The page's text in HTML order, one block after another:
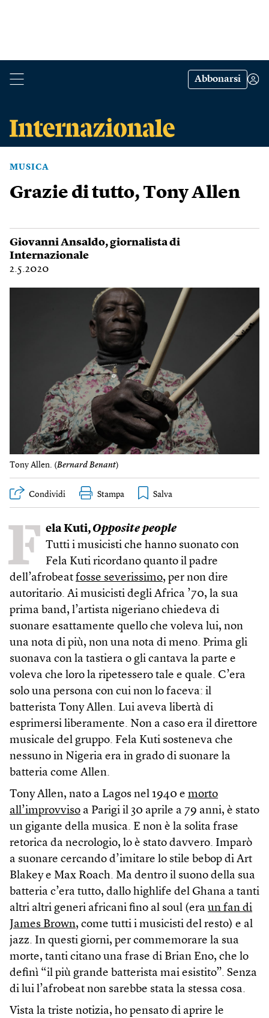
Abbonarsi
MUSICA
Grazie di tutto, Tony Allen
Giovanni Ansaldo, giornalista di
Internazionale
2.5.2020
Tony Allen. (Bernard Benant)
Condividi Stampa
F ela Kuti, Opposite people
Tutti i musicisti che hanno suonato con
Fela Kuti ricordano quanto il padre
dell’afrobeat fosse severissimo, per non dire
autoritario. Ai musicisti degli Africa ’70, la sua
prima band, l’artista nigeriano chiedeva di
suonare esattamente quello che voleva lui, non
una nota di più, non una nota di meno. Prima gli
suonava con la tastiera o gli cantava la parte e
voleva che loro la ripetessero tale e quale. C’era
solo una persona con cui non lo faceva: il
batterista Tony Allen. Lui aveva libertà di
esprimersi liberamente. Non a caso era il direttore
musicale del gruppo. Fela Kuti sosteneva che
nessuno in Nigeria era in grado di suonare la
batteria come Allen.
Tony Allen, nato a Lagos nel 1940 e morto
all’improvviso a Parigi il 30 aprile a 79 anni, è stato
un gigante della musica. E non è la solita frase
retorica da necrologio, lo è stato davvero. Imparò
a suonare cercando d’imitare lo stile bebop di Art
Blakey e Max Roach. Ma dentro il suono della sua
batteria c’era tutto, dallo highlife del Ghana a tanti
altri altri generi africani fino al soul (era un fan di
James Brown, come tutti i musicisti del resto) e al
jazz. In questi giorni, per commemorare la sua
morte, tanti citano una frase di Brian Eno, che lo
definì “il più grande batterista mai esistito”. Senza
di lui l’afrobeat non sarebbe stata la stessa cosa.
Vista la triste notizia, ho pensato di aprire le